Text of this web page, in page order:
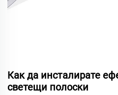
Как да инсталирате
светещи полоски